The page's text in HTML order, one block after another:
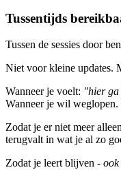
Tussentijds
Tussen de sessies door
Niet voor kleine updates.
Wanneer je voelt: "hier
Wanneer je wil
Zodat je er niet meer
terugvalt in wat je al zo
Zodat je leert blijven - ook